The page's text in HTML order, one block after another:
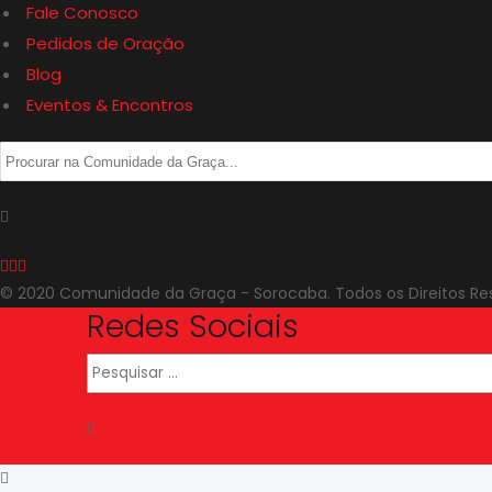
Fale Conosco
Pedidos de Oração
Blog
Eventos & Encontros
© 2020 Comunidade da Graça - Sorocaba. Todos os Direitos
Redes Sociais